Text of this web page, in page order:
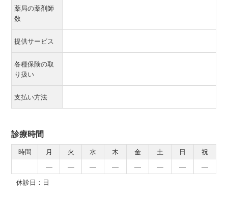
薬局の薬剤師
数
提供サービス
各種保険の取
り扱い
支払い方法
診療時間
時間 月 火 水 木 金 土 日
祝
―
― ― ― ― ― ―
―
休診日：日